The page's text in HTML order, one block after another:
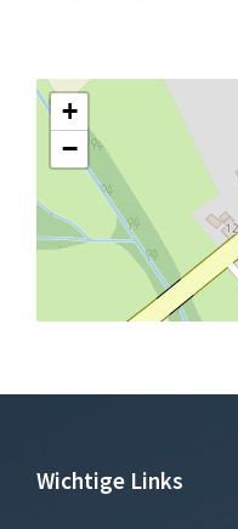
+
−
Wichtige Links